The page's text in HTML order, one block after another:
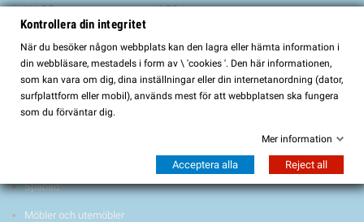
Välkommen till
HemGrossisten.se
HemGrossisten.se har sedan 2017 erbjudit kvalitetsprodukter för hem och
trädgård till kunder över hela Sverige. Hos oss hittar du ett noggrant utvalt
sortiment med fokus på kvalitet, funktion och lång hållbarhet.
Spabad
Möbler och utemöbler
Kontrollera din integritet
När du besöker någon webbplats kan den lagra eller hämta information i
din webbläsare, mestadels i form av \ 'cookies '. Den här informationen,
som kan vara om dig, dina inställningar eller din internetanordning (dator,
surfplattform eller mobil), används mest för att webbplatsen ska fungera
som du förväntar dig.
Mer information
Acceptera alla Reject all